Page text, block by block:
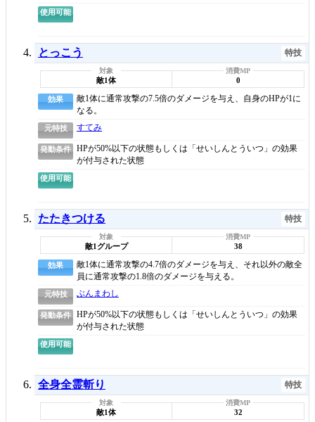
使用可能
とっこう 特技
敵1体 0
効果
敵1体に通常攻撃の7.5倍のダメージを与え、自身のHPが1に
なる。
元特技 すてみ
発動条件
HPが50%以下の状態もしくは「せいしんとういつ」の効果
が付与された状態
使用可能
たたきつける 特技
敵1グループ 38
効果
敵1体に通常攻撃の4.7倍のダメージを与え、それ以外の敵全
員に通常攻撃の1.8倍のダメージを与える。
元特技 ぶんまわし
発動条件
HPが50%以下の状態もしくは「せいしんとういつ」の効果
が付与された状態
使用可能
全身全霊斬り 特技
敵1体 32